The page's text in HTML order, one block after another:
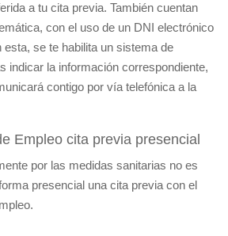
a tu cita previa. También cuentan
con el uso de un DNI electrónico
esta, se te habilita un sistema de
indicar la información correspondiente,
contigo por vía telefónica a la
Empleo cita previa presencial
por las medidas sanitarias no es
presencial una cita previa con el